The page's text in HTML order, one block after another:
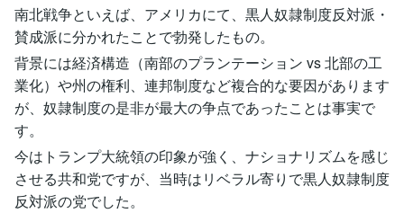
南北戦争といえば、アメリカにて、黒人奴隷制度反対派・
賛成派に分かれたことで勃発したもの。
背景には経済構造（南部のプランテーション vs 北部の工
業化）や州の権利、連邦制度など複合的な要因があります
が、奴隷制度の是非が最大の争点であったことは事実で
す。
今はトランプ大統領の印象が強く、ナショナリズムを感じ
させる共和党ですが、当時はリベラル寄りで黒人奴隷制度
反対派の党でした。